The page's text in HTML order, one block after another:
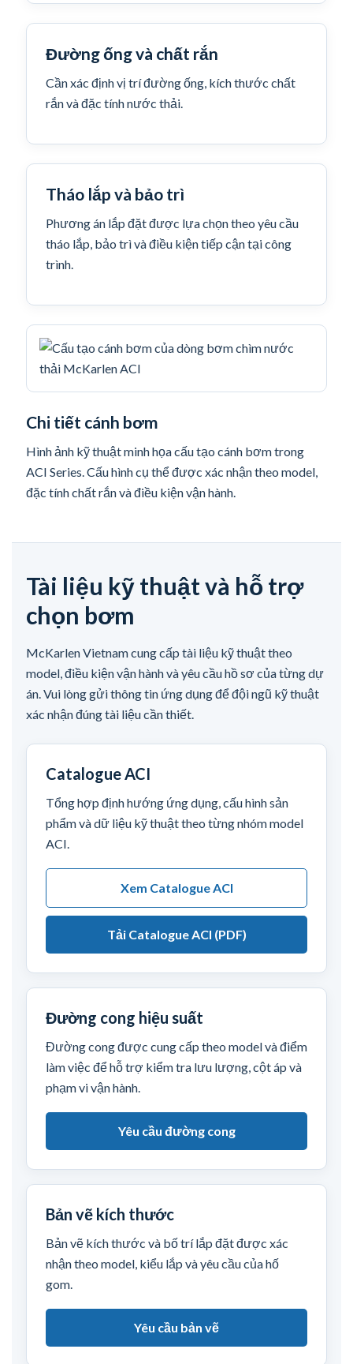
Đường ống và chất rắn
Cần xác định vị trí đường ống, kích thước chất
rắn và đặc tính nước thải.
Tháo lắp và bảo trì
Phương án lắp đặt được lựa chọn theo yêu cầu
tháo lắp, bảo trì và điều kiện tiếp cận tại công
trình.
Chi tiết cánh bơm
Hình ảnh kỹ thuật minh họa cấu tạo cánh bơm trong
ACI Series. Cấu hình cụ thể được xác nhận theo model,
đặc tính chất rắn và điều kiện vận hành.
Tài liệu kỹ thuật và hỗ trợ
chọn bơm
McKarlen Vietnam cung cấp tài liệu kỹ thuật theo
model, điều kiện vận hành và yêu cầu hồ sơ của từng dự
án. Vui lòng gửi thông tin ứng dụng để đội ngũ kỹ thuật
xác nhận đúng tài liệu cần thiết.
Catalogue ACI
Tổng hợp định hướng ứng dụng, cấu hình sản
phẩm và dữ liệu kỹ thuật theo từng nhóm model
ACI.
Xem Catalogue ACI
Tải Catalogue ACI (PDF)
Đường cong hiệu suất
Đường cong được cung cấp theo model và điểm
làm việc để hỗ trợ kiểm tra lưu lượng, cột áp và
phạm vi vận hành.
Yêu cầu đường cong
Bản vẽ kích thước
Bản vẽ kích thước và bố trí lắp đặt được xác
nhận theo model, kiểu lắp và yêu cầu của hố
gom.
Yêu cầu bản vẽ